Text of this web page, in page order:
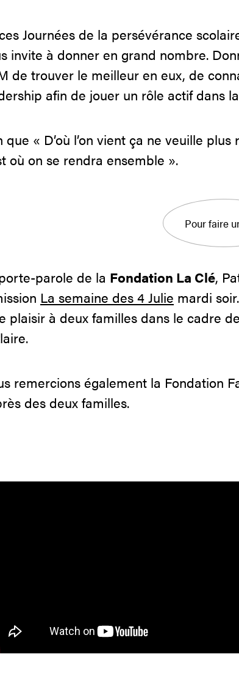
Journées de la persévérance
invite à donner en grand nombre.
de trouver le meilleur en eux, de
afin de jouer un rôle actif dans
que « D’où l’on vient ça ne veuille
où on se rendra ensemble ».
Pour faire
parole de la Fondation La Clé,
La semaine des 4 Julie mardi
plaisir à deux familles dans le cadre
remercions également la Fondation
des deux familles.